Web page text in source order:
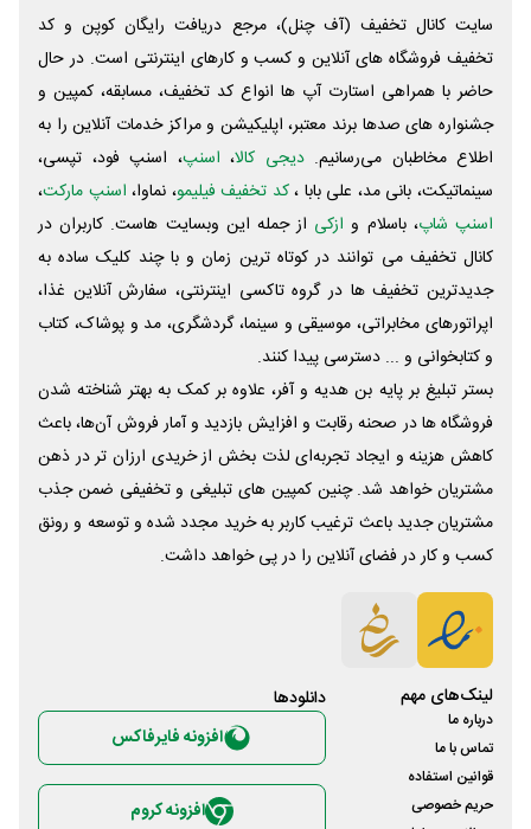
سایت کانال تخفیف (آف چنل)، مرجع دریافت رایگان کوپن و کد
تخفیف فروشگاه های آنلاین و کسب و‌ کارهای اینترنتی است. در حال
حاضر با همراهی استارت آپ ها انواع کد تخفیف، مسابقه، کمپین و
جشنواره های صدها برند معتبر، اپلیکیشن و مراکز خدمات آنلاین را به
اطلاع مخاطبان می‌رسانیم. دیجی کالا، اسنپ، اسنپ فود، تپسی،
سینماتیکت، بانی مد، علی‌ بابا ،کد تخفیف فیلیمو، نماوا، اسنپ مارکت،
اسنپ شاپ، باسلام و ازکی از جمله این وبسایت ‌هاست. کاربران در
کانال تخفیف می توانند در کوتاه ترین زمان و با چند کلیک ساده به
جدیدترین تخفیف ها در گروه تاکسی اینترنتی، سفارش آنلاین غذا،
اپراتورهای مخابراتی، موسیقی و سینما، گردشگری، مد و پوشاک، کتاب
و کتابخوانی و ... دسترسی پیدا کنند.
بستر تبلیغ بر پایه بن هدیه و آفر، علاوه بر کمک به بهتر شناخته شدن
فروشگاه ها در صحنه رقابت و افزایش بازدید و آمار فروش آن‌ها، باعث
کاهش هزینه و ایجاد تجربه‌ای لذت بخش از خریدی ارزان تر در ذهن
مشتریان خواهد شد. چنین کمپین های تبلیغی و تخفیفی ضمن جذب
مشتریان جدید باعث ترغیب کاربر به خرید مجدد شده و توسعه و رونق
کسب و کار در فضای آنلاین را در پی خواهد داشت.
لینک‌های مهم
درباره ما
تماس با ما
قوانین استفاده
حریم خصوصی
دانلود‌ها
افزونه فایرفاکس
افزونه کروم